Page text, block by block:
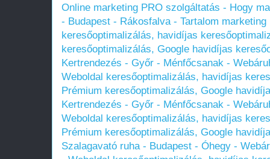
Online marketing PRO szolgáltatás - Hogy
- Budapest - Rákosfalva - Tartalom
keresőoptimalizálás, havidíjas
keresőoptimalizálás, Google havidíjas
Kertrendezés - Győr - Ménfőcsanak -
Weboldal keresőoptimalizálás, havidíjas
Prémium keresőoptimalizálás, Google
Kertrendezés - Győr - Ménfőcsanak -
Weboldal keresőoptimalizálás, havidíjas
Prémium keresőoptimalizálás, Google
Szalagavató ruha - Budapest - Óhegy -